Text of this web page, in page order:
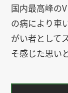
国内最高峰の
の病により車
がい者として
そ感じた思い